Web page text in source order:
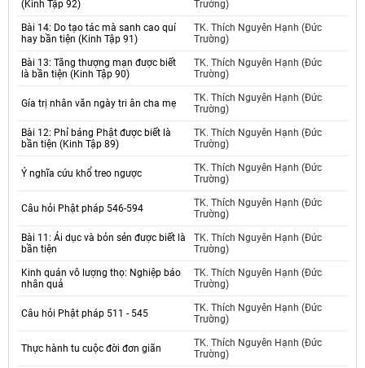
(Kinh Tập 92) Trường)
Bài 14: Do tạo tác mà sanh cao quí
hay bần tiện (Kinh Tập 91)
TK. Thích Nguyên Hạnh (Đức
Trường)
Bài 13: Tăng thượng mạn được biết
là bần tiện (Kinh Tập 90)
TK. Thích Nguyên Hạnh (Đức
Trường)
Gía trị nhân văn ngày tri ân cha mẹ
TK. Thích Nguyên Hạnh (Đức
Trường)
Bài 12: Phỉ báng Phật được biết là
bần tiện (Kinh Tập 89)
TK. Thích Nguyên Hạnh (Đức
Trường)
Ý nghĩa cứu khổ treo ngược
TK. Thích Nguyên Hạnh (Đức
Trường)
Câu hỏi Phật pháp 546-594
TK. Thích Nguyên Hạnh (Đức
Trường)
Bài 11: Ái dục và bỏn sẻn được biết là
bần tiện
TK. Thích Nguyên Hạnh (Đức
Trường)
Kinh quán vô lượng thọ: Nghiệp báo
nhân quả
TK. Thích Nguyên Hạnh (Đức
Trường)
Câu hỏi Phật pháp 511 - 545
TK. Thích Nguyên Hạnh (Đức
Trường)
Thực hành tu cuộc đời đơn giãn
TK. Thích Nguyên Hạnh (Đức
Trường)